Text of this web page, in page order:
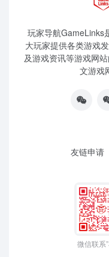
玩家导航GameLinks
大玩家提供各类游戏
及游戏资讯等游戏网
文游戏
友链申请
微信联系